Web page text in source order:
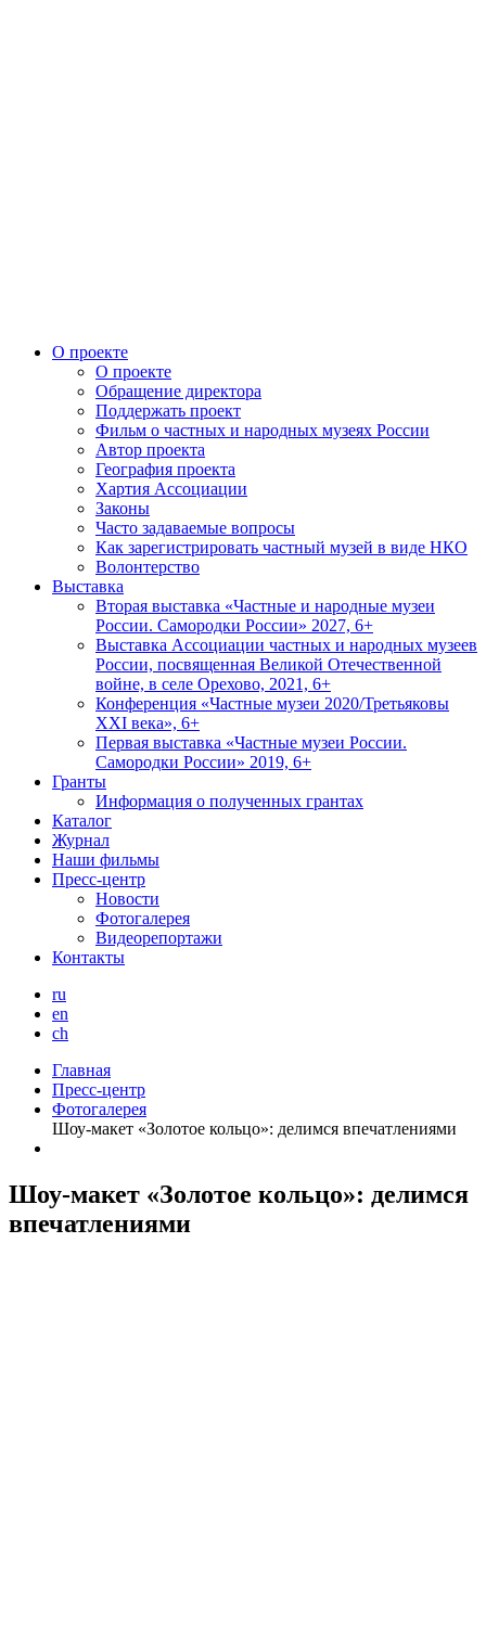
О проекте
О проекте
Обращение директора
Поддержать проект
Фильм о частных и народных музеях России
Автор проекта
География проекта
Хартия Ассоциации
Законы
Часто задаваемые вопросы
Как зарегистрировать частный музей в виде НКО
Волонтерство
Выставка
Вторая выставка «Частные и народные музеи
России. Самородки России» 2027, 6+
Выставка Ассоциации частных и народных музеев
России, посвященная Великой Отечественной
войне, в селе Орехово, 2021, 6+
Конференция «Частные музеи 2020/Третьяковы
XXI века», 6+
Первая выставка «Частные музеи России.
Самородки России» 2019, 6+
Гранты
Информация о полученных грантах
Каталог
Журнал
Наши фильмы
Пресс-центр
Новости
Фотогалерея
Видеорепортажи
Контакты
ru
en
ch
Главная
Пресс-центр
Фотогалерея
Шоу-макет «Золотое кольцо»: делимся впечатлениями
Шоу-макет «Золотое кольцо»: делимся
впечатлениями